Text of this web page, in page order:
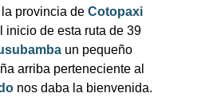
provincia de Cotopaxi
inicio de esta ruta de 39
un pequeño
arriba perteneciente al
nos daba la bienvenida.